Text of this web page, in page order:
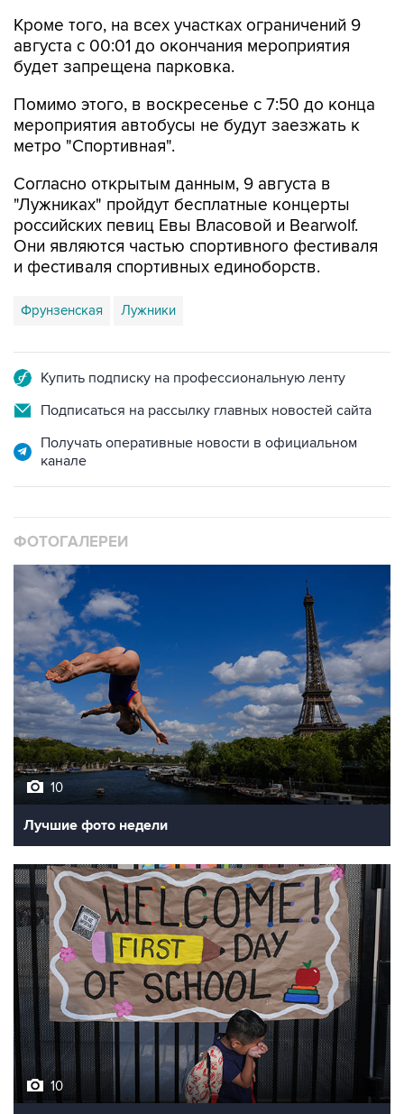
Кроме того, на всех участках ограничений 9
августа с 00:01 до окончания мероприятия
будет запрещена парковка.
Помимо этого, в воскресенье с 7:50 до конца
мероприятия автобусы не будут заезжать к
метро "Спортивная".
Согласно открытым данным, 9 августа в
"Лужниках" пройдут бесплатные концерты
российских певиц Евы Власовой и Bearwolf.
Они являются частью спортивного фестиваля
и фестиваля спортивных единоборств.
Фрунзенская Лужники
Купить подписку на профессиональную ленту
Подписаться на рассылку главных новостей сайта
Получать оперативные новости в официальном
канале
ФОТОГАЛЕРЕИ
10
Лучшие фото недели
10